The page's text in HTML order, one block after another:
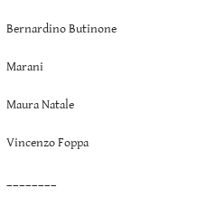
Bernardino Butinone
Marani
Maura Natale
Vincenzo Foppa